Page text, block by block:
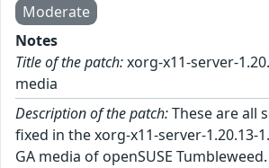
Moderate
Notes
Title of the patch:xorg-x11-server-
media
Description of the patch:These are all
fixed in the xorg-x11-server-1.20.13-
GA media of openSUSE Tumbleweed.